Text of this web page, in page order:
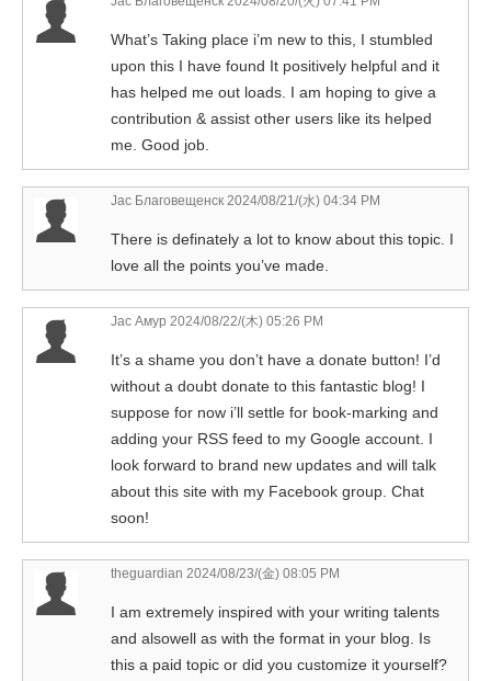
What’s Taking place i’m new to this, I stumbled
upon this I have found It positively helpful and it
has helped me out loads. I am hoping to give a
contribution & assist other users like its helped
me. Good job.
Jac Благовещенск 2024/08/21/(水) 04:34 PM
There is definately a lot to know about this topic. I
love all the points you’ve made.
Jac Амур 2024/08/22/(木) 05:26 PM
It’s a shame you don’t have a donate button! I’d
without a doubt donate to this fantastic blog! I
suppose for now i’ll settle for book-marking and
adding your RSS feed to my Google account. I
look forward to brand new updates and will talk
about this site with my Facebook group. Chat
soon!
theguardian 2024/08/23/(金) 08:05 PM
I am extremely inspired with your writing talents
and alsowell as with the format in your blog. Is
this a paid topic or did you customize it yourself?